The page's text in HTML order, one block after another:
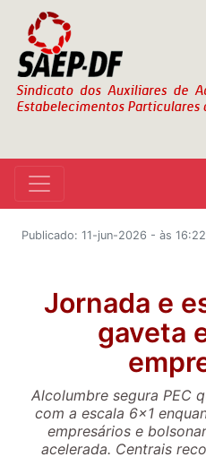
Publicado: 11-jun-2026 - às 16:22
Jornada e
gaveta
Alcolumbre segura PEC
com a escala 6x1
empresários e
acelerada. Centrais